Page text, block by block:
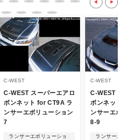
後のキャンセルや変更は
、商品やカラー等、お間
致します。
商品とカラーやイメー
もございます。
ご確認ください。
フラー等の大型商品は、
業所止めができないこと
C-WEST
C-WEST スーパーエアロ
ボンネット for CT9A ラ
ンサーエボリューション
7
ランサーエボリューショ
C-WEST
C-WEST ス
ボンネット
ンサーエボ
8-9
ランサーエボ